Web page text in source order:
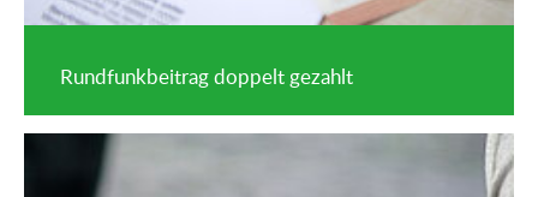
Rundfunkbeitrag doppelt gezahlt